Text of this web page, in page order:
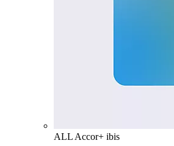
ALL Accor+ ibis